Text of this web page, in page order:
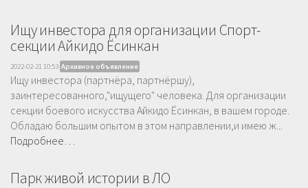
Ищу инвестора для организации Спорт-
секции Айкидо Ёсинкан
2022-02-21 10:53 Архивное объявление
Ищу инвестора (партнёра, партнёршу),
заинтересованного,"ищущего" человека. Для организации
секции боевого искусcтва Айкидо Ёсинкан, в вашем городе.
Обладаю большим опытом в этом направлении,и имею ж...
Подробнее…
Парк живой истории в ЛО